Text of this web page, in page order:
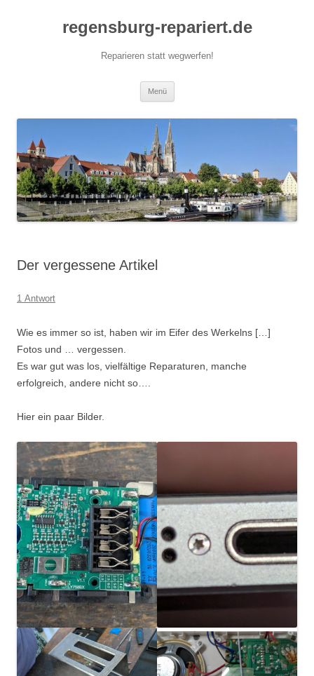
regensburg-repariert.de
Reparieren statt wegwerfen!
Menü
Der vergessene Artikel
1 Antwort
Wie es immer so ist, haben wir im Eifer des Werkelns […]
Fotos und … vergessen.
Es war gut was los, vielfältige Reparaturen, manche
erfolgreich, andere nicht so….
Hier ein paar Bilder.